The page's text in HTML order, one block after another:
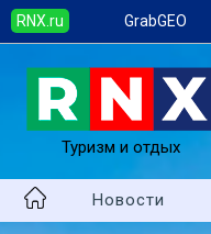
RNX.ru GrabGEO
Туризм и отдых
Новости